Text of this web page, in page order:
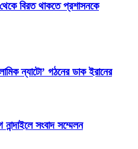
বিরত থাকতে প্রশাসনকে
ন্যাটো’ গঠনের ডাক ইরানের
সংবাদ সম্মেলন